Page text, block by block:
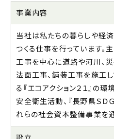
事業内容
当社は私たちの暮らしや経
つくる仕事を行っています
工事を中心に道路や河川、
法面工事、舗装工事を施工
る『エコアクション２１』の
安全衛生活動、『長野県ＳＤ
れらの社会資本整備事業を通